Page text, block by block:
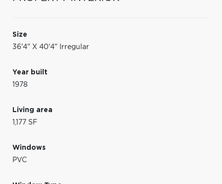
Size
36'4" X 40'4" Irregular
Year built
1978
Living area
1,177 SF
Windows
PVC